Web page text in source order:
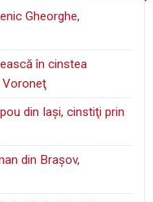
Gheorghe,
în cinstea
Voroneţ
din Iaşi, cinstiţi prin
din Braşov,